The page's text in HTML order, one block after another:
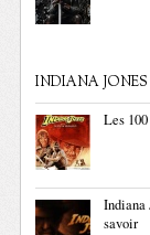
INDIANA JONES
Les
Indiana
savoir